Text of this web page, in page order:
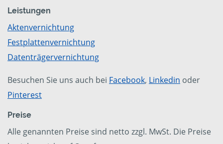
Leistungen
Aktenvernichtung
Festplattenvernichtung
Datenträgervernichtung
Besuchen Sie uns auch bei Facebook, Linkedin oder
Pinterest
Preise
Alle genannten Preise sind netto zzgl. MwSt. Die Preise